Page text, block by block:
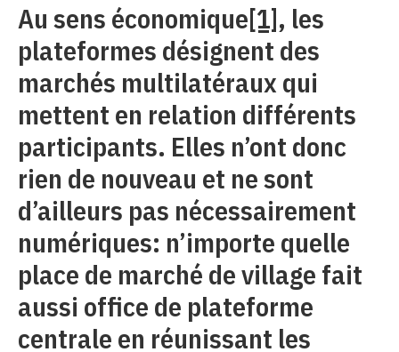
Au sens économique[1], les
plateformes désignent des
marchés multilatéraux qui
mettent en relation différents
participants. Elles n’ont donc
rien de nouveau et ne sont
d’ailleurs pas nécessairement
numériques: n’importe quelle
place de marché de village fait
aussi office de plateforme
centrale en réunissant les